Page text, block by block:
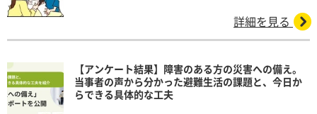
詳細を見る
【アンケート結果】障害のある方の災害への備え。
当事者の声から分かった避難生活の課題と、今日か
らできる具体的な工夫